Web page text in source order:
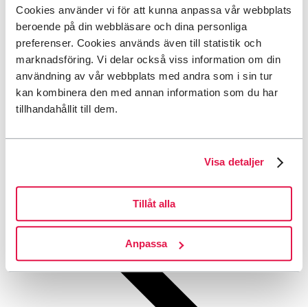
Cookies använder vi för att kunna anpassa vår webbplats
beroende på din webbläsare och dina personliga
preferenser. Cookies används även till statistik och
marknadsföring. Vi delar också viss information om din
användning av vår webbplats med andra som i sin tur
kan kombinera den med annan information som du har
tillhandahållit till dem.
Visa detaljer
Tillåt alla
Anpassa
Tillbaka till menyn
Tillbaka till menyn
Sök
Tillbaka till menyn
(limited content)